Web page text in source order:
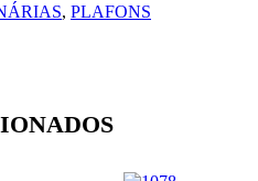
, PLAFONS